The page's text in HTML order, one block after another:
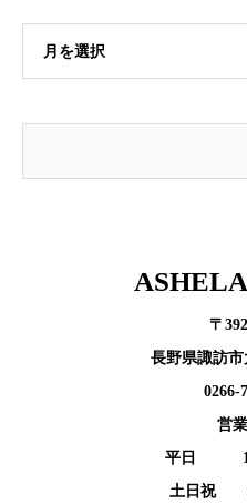
月を選択
〒
長野県諏訪市
0266-
営
平日
土日祝